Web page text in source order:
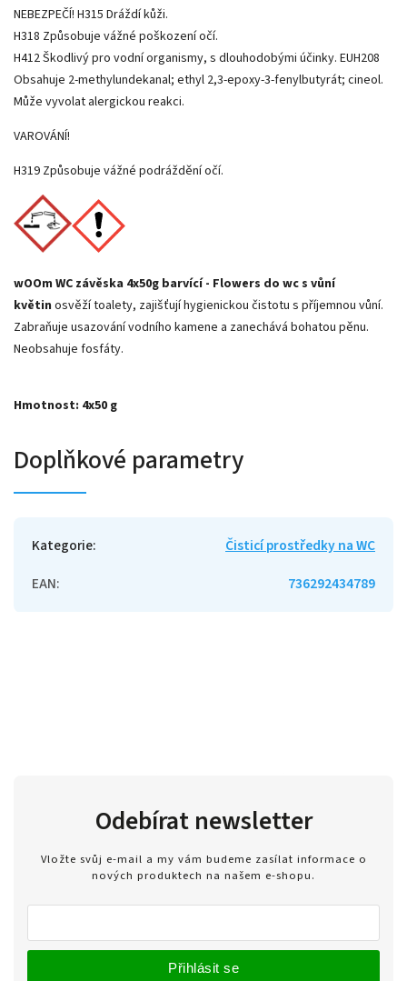
NEBEZPEČÍ! H315 Dráždí kůži.
H318 Způsobuje vážné poškození očí.
H412 Škodlivý pro vodní organismy, s dlouhodobými účinky. EUH208
Obsahuje 2-methylundekanal; ethyl 2,3-epoxy-3-fenylbutyrát; cineol.
Může vyvolat alergickou reakci.
VAROVÁNÍ!
H319 Způsobuje vážné podráždění očí.
wOOm WC závěska 4x50g barvící - Flowers do wc s vůní
květin osvěží toalety, zajišťují hygienickou čistotu s příjemnou vůní.
Zabraňuje usazování vodního kamene a zanechává bohatou pěnu.
Neobsahuje fosfáty.
Hmotnost: 4x50 g
Doplňkové parametry
Kategorie:
Čisticí prostředky na WC
EAN: 736292434789
Odebírat newsletter
Vložte svůj e-mail a my vám budeme zasílat informace o
nových produktech na našem e-shopu.
Přihlásit se